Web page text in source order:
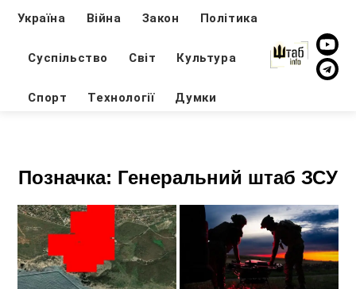
Україна Війна Закон Політика
Суспільство Світ Культура
Спорт Технології Думки
Позначка: Генеральний штаб ЗСУ